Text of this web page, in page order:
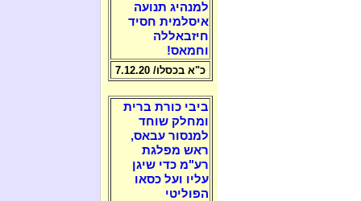
למנהיג תנועה
איסלמית חסיד
חיזבאללה
וחמאס!
כ"א בכסלו/ 7.12.20
ביבי כורת ברית
ומחלק שוחד
למנסור עבאס,
ראש מפלגת
רע"מ כדי שיגן
עליו ועל כסאו
הפוליטי